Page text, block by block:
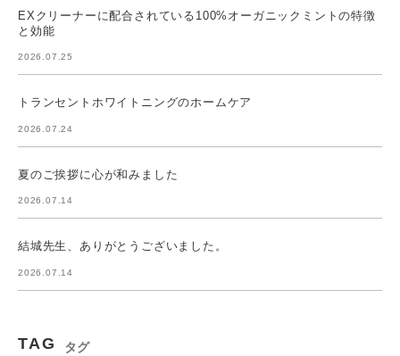
EXクリーナーに配合されている100%オーガニックミントの特徴
と効能
2026.07.25
トランセントホワイトニングのホームケア
2026.07.24
夏のご挨拶に心が和みました
2026.07.14
結城先生、ありがとうございました。
2026.07.14
TAG タグ